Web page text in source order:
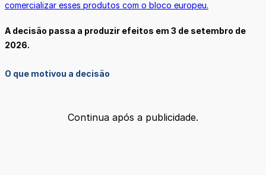
comercializar esses produtos com o bloco europeu.
A decisão passa a produzir efeitos em 3 de setembro de
2026.
O que motivou a decisão
Continua após a publicidade.